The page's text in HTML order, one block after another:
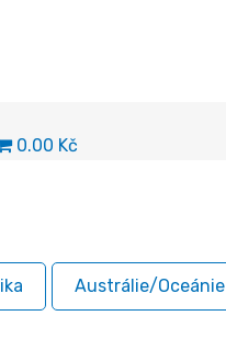
0.00 Kč
Austrálie/Oceánie